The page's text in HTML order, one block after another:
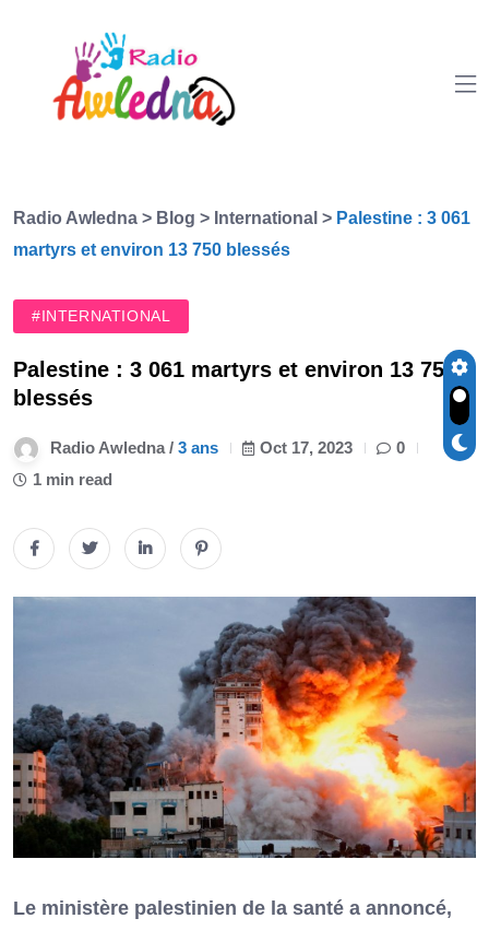
Radio Awledna > Blog > International > Palestine : 3 061
martyrs et environ 13 750 blessés
#INTERNATIONAL
Palestine : 3 061 martyrs et environ 13 750
blessés
Radio Awledna / 3 ans Oct 17, 2023
0
1 min read
Le ministère palestinien de la santé a annoncé,